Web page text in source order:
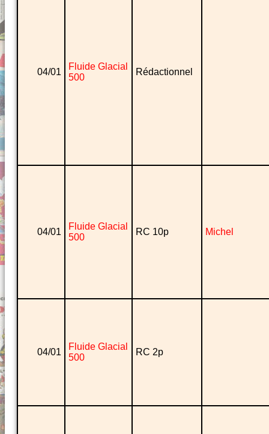
04/01
Fluide Glacial
500
Rédactionnel
04/01
Fluide Glacial
500
RC 10p Michel
04/01
Fluide Glacial
500
RC 2p